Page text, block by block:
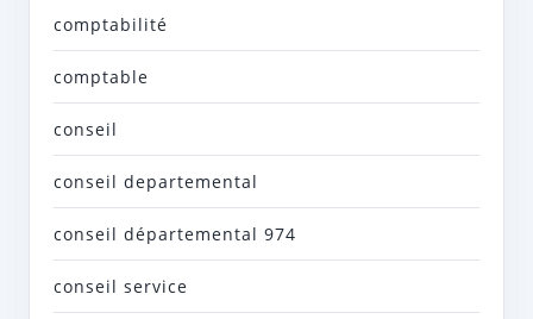
comptabilité
comptable
conseil
conseil departemental
conseil départemental 974
conseil service